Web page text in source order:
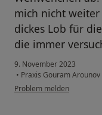
mich nicht
dickes Lob für
die immer
9. November 2023
• Praxis Gouram
Problem melden